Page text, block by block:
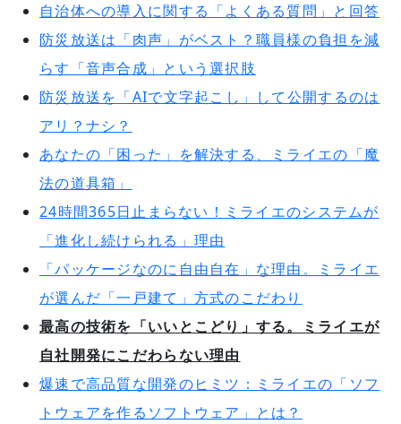
自治体への導入に関する「よくある質問」と回答
防災放送は「肉声」がベスト？職員様の負担を減
らす「音声合成」という選択肢
防災放送を「AIで文字起こし」して公開するのは
アリ？ナシ？
あなたの「困った」を解決する、ミライエの「魔
法の道具箱」
24時間365日止まらない！ミライエのシステムが
「進化し続けられる」理由
「パッケージなのに自由自在」な理由。ミライエ
が選んだ「一戸建て」方式のこだわり
最高の技術を「いいとこどり」する。ミライエが
自社開発にこだわらない理由
爆速で高品質な開発のヒミツ：ミライエの「ソフ
トウェアを作るソフトウェア」とは？